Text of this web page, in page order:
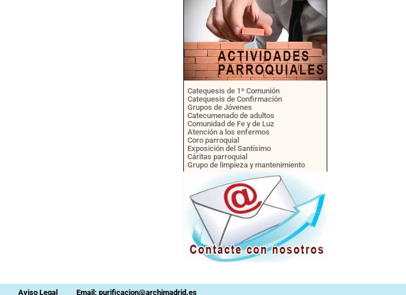
Catequesis de 1ª Comunión
Catequesis de Confirmación
Grupos de Jóvenes
Catecumenado de adultos
Comunidad de Fe y de Luz
Atención a los enfermos
Coro parroquial
Exposición del Santísimo
Cáritas parroquial
Grupo de limpieza y mantenimiento
Aviso Legal Email: purificacion@archimadrid.es